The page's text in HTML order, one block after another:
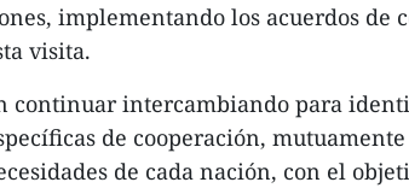
implementando los acuerdos de
visita.
continuar intercambiando para
de cooperación,
de cada nación, con el